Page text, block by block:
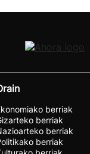
berriak
berriak
berriak
berriak